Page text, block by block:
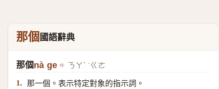
那個國語辭典
那個nà ge ㄋㄚˋ ˙ㄍㄜ
1. 那一個。表示特定對象的指示詞。